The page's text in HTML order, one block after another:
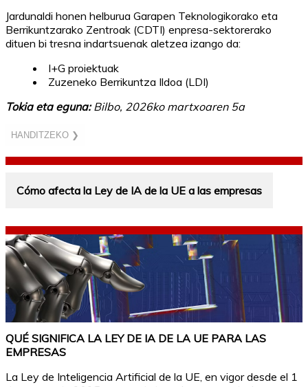
Jardunaldi honen helburua Garapen Teknologikorako eta
Berrikuntzarako Zentroak (CDTI) enpresa-sektorerako
dituen bi tresna indartsuenak aletzea izango da:
I+G proiektuak
Zuzeneko Berrikuntza Ildoa (LDI)
Tokia eta eguna:Bilbo, 2026ko martxoaren 5a
HANDITZEKO ❯
Cómo afecta la Ley de IA de la UE a las empresas
QUÉ SIGNIFICA LA LEY DE IA DE LA UE PARA LAS
EMPRESAS
La Ley de Inteligencia Artificial de la UE, en vigor desde el 1